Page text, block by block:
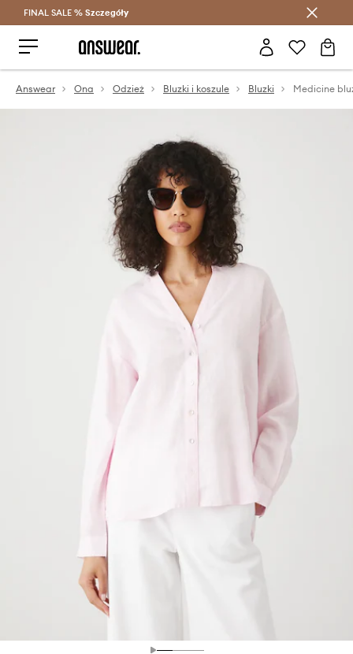
Oszczędzaj z Answear Club >
FINAL SALE % Szczegóły
Answear Ona Odzież Bluzki i koszule Bluzki Medicine